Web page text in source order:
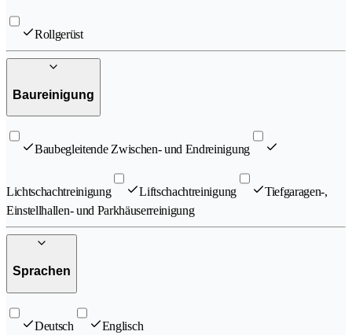
Rollgerüst
Baureinigung
Baubegleitende Zwischen- und Endreinigung
Lichtschachtreinigung Liftschachtreinigung
Tiefgaragen-,
Einstellhallen- und Parkhäuserreinigung
Sprachen
Deutsch Englisch